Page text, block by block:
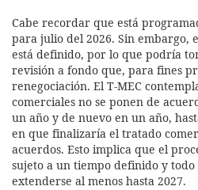
Cabe recordar que está
para julio del 2026. Sin embargo,
está definido, por lo que podría
revisión a fondo que, para fines
renegociación. El T-MEC
comerciales no se ponen de
un año y de nuevo en un año,
en que finalizaría el tratado
acuerdos. Esto implica que el
sujeto a un tiempo definido y
extenderse al menos hasta 2027.